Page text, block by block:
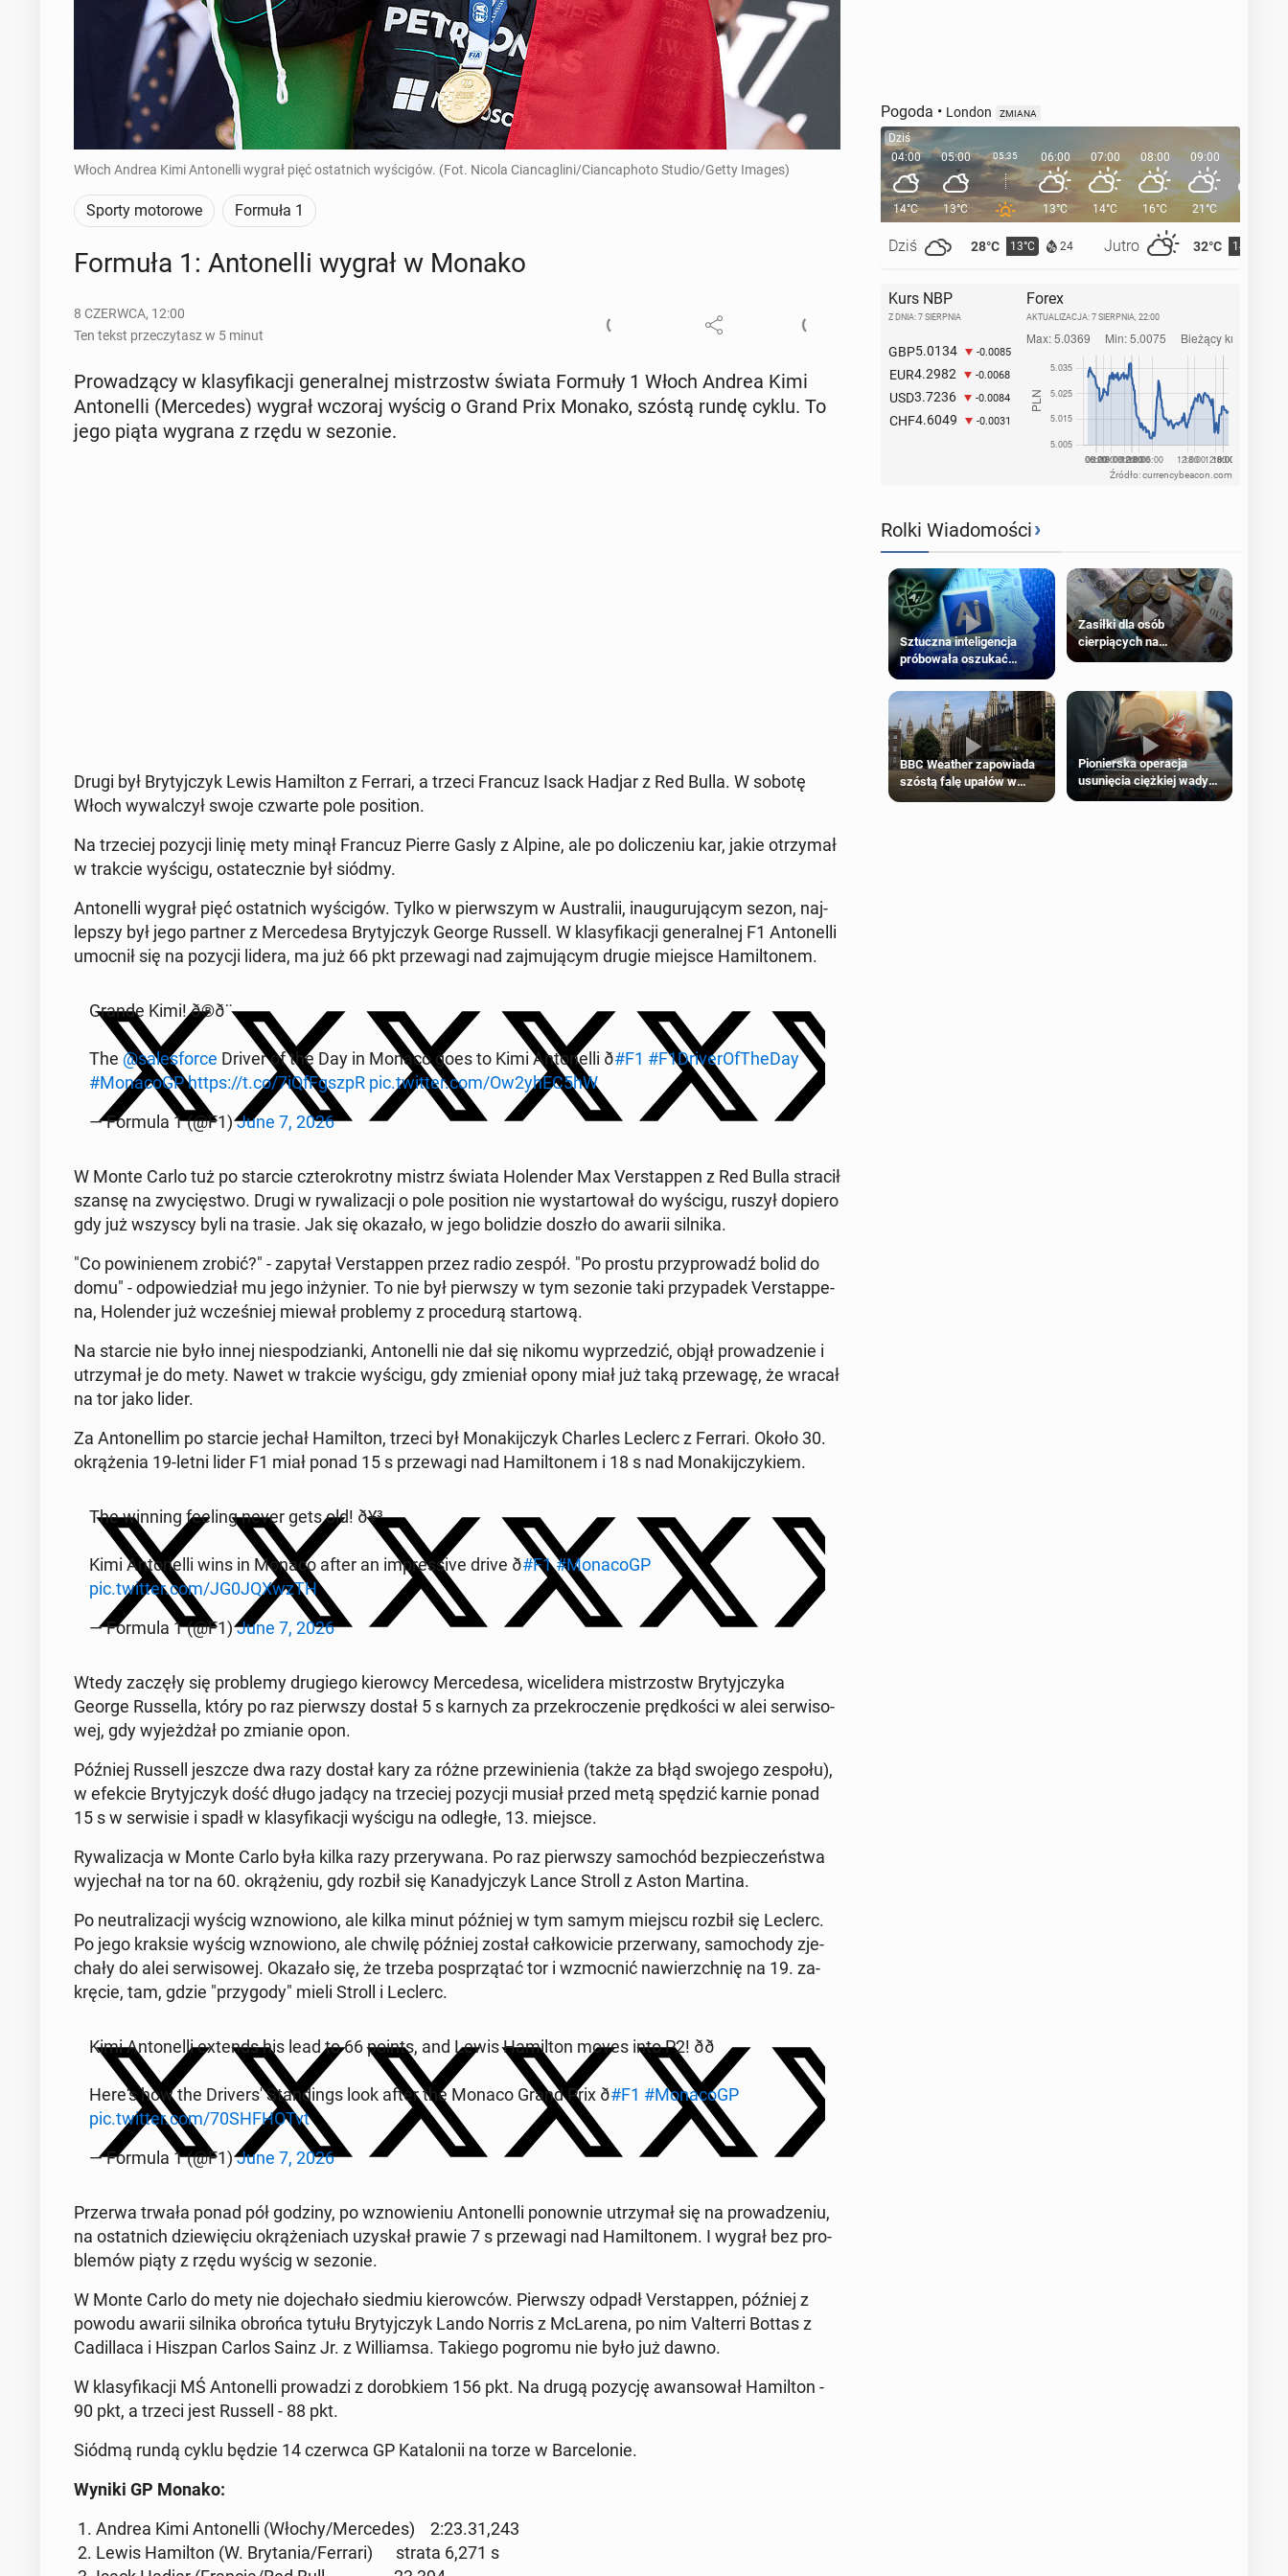
Włoch Andrea Kimi Antonelli wygrał pięć ostatnich wyścigów. (Fot. Nicola Ciancaglini/Ciancaphoto Studio/Getty Images)
Sporty motorowe Formuła 1
Formuła 1: An­to­nel­li wygrał w Monako
8 CZERWCA, 12:00
Ten tekst przeczytasz w 5 minut
Pro­wa­dzą­cy w kla­sy­fi­ka­cji ge­ne­ral­nej mi­strzostw świata Formuły 1 Włoch Andrea Kimi
An­to­nel­li (Mer­ce­des) wygrał wczoraj wyścig o Grand Prix Monako, szóstą rundę cyklu. To
jego piąta wygrana z rzędu w sezonie.
Drugi był Bry­tyj­czyk Lewis Ha­mil­ton z Ferrari, a trzeci Francuz Isack Hadjar z Red Bulla. W sobotę
Włoch wy­wal­czył swoje czwarte pole po­si­tion.
Na trze­ciej pozycji linię mety minął Francuz Pierre Gasly z Alpine, ale po do­li­cze­niu kar, jakie otrzy­mał
w trakcie wyścigu, osta­tecz­nie był siódmy.
An­to­nel­li wygrał pięć ostat­nich wy­ści­gów. Tylko w pierw­szym w Au­stra­lii, in­au­gu­ru­ją­cym sezon, naj­
lep­szy był jego partner z Mer­ce­de­sa Bry­tyj­czyk George Russell. W kla­sy­fi­ka­cji ge­ne­ral­nej F1 An­to­nel­li
umocnił się na pozycji lidera, ma już 66 pkt prze­wa­gi nad zaj­mu­ją­cym drugie miejsce Ha­mil­to­nem.
Grande Kimi! ð®‍ð¨
The @sa­les­for­ce Driver of the Day in Monaco goes to Kimi An­to­nel­li ð#F1 #F1Dri­ve­rO­fThe­Day
#Mo­na­coGPhttps://t.co/7iQf­FgszpR pic.twitter.com/Ow2yhEC5hW
— Formula 1 (@F1)June 7, 2026
W Monte Carlo tuż po starcie czte­ro­krot­ny mistrz świata Ho­len­der Max Ver­stap­pen z Red Bulla stracił
szansę na zwy­cię­stwo. Drugi w ry­wa­li­za­cji o pole po­si­tion nie wy­star­to­wał do wyścigu, ruszył dopiero
gdy już wszyscy byli na trasie. Jak się okazało, w jego bo­li­dzie doszło do awarii silnika.
"Co po­wi­nie­nem zrobić?" - zapytał Ver­stap­pen przez radio zespół. "Po prostu przy­pro­wadź bolid do
domu" - od­po­wie­dział mu jego in­ży­nier. To nie był pierw­szy w tym sezonie taki przy­pa­dek Ver­stap­pe­
na, Ho­len­der już wcze­śniej miewał pro­ble­my z pro­ce­du­rą star­to­wą.
Na starcie nie było innej nie­spo­dzian­ki, An­to­nel­li nie dał się nikomu wy­prze­dzić, objął pro­wa­dze­nie i
utrzy­mał je do mety. Nawet w trakcie wyścigu, gdy zmie­niał opony miał już taką prze­wa­gę, że wracał
na tor jako lider.
Za An­to­nel­lim po starcie jechał Ha­mil­ton, trzeci był Mo­na­kij­czyk Charles Leclerc z Ferrari. Około 30.
okrą­że­nia 19-letni lider F1 miał ponad 15 s prze­wa­gi nad Ha­mil­to­nem i 18 s nad Mo­na­kij­czy­kiem.
The winning feeling never gets old! ð¥³
Kimi An­to­nel­li wins in Monaco after an im­pres­si­ve drive ð#F1#Mo­na­coGP
pic.twitter.com/JG0JQXwzTH
— Formula 1 (@F1)June 7, 2026
Wtedy zaczęły się pro­ble­my dru­gie­go kie­row­cy Mer­ce­de­sa, wi­ce­li­de­ra mi­strzostw Bry­tyj­czy­ka
George Rus­sel­la, który po raz pierw­szy dostał 5 s karnych za prze­kro­cze­nie pręd­ko­ści w alei ser­wi­so­
wej, gdy wy­jeż­dżał po zmianie opon.
Później Russell jeszcze dwa razy dostał kary za różne prze­wi­nie­nia (także za błąd swojego zespołu),
w efekcie Bry­tyj­czyk dość długo jadący na trze­ciej pozycji musiał przed metą spędzić karnie ponad
15 s w ser­wi­sie i spadł w kla­sy­fi­ka­cji wyścigu na odległe, 13. miejsce.
Ry­wa­li­za­cja w Monte Carlo była kilka razy prze­ry­wa­na. Po raz pierw­szy sa­mo­chód bez­pie­czeń­stwa
wy­je­chał na tor na 60. okrą­że­niu, gdy rozbił się Ka­na­dyj­czyk Lance Stroll z Aston Martina.
Po neu­tra­li­za­cji wyścig wzno­wio­no, ale kilka minut później w tym samym miejscu rozbił się Leclerc.
Po jego kraksie wyścig wzno­wio­no, ale chwilę później został cał­ko­wi­cie prze­rwa­ny, sa­mo­cho­dy zje­
cha­ły do alei ser­wi­so­wej. Okazało się, że trzeba po­sprzą­tać tor i wzmoc­nić na­wierzch­nię na 19. za­
krę­cie, tam, gdzie "przy­go­dy" mieli Stroll i Leclerc.
Kimi An­to­nel­li extends his lead to 66 points, and Lewis Ha­mil­ton moves into P2! ðð
Here's how the Dri­ver­s' Stan­dings look after the Monaco Grand Prix ð#F1 #Mo­na­coGP
pic.twitter.com/70SHFHO­Tvt
— Formula 1 (@F1)June 7, 2026
Przerwa trwała ponad pół godziny, po wzno­wie­niu An­to­nel­li po­now­nie utrzy­mał się na pro­wa­dze­niu,
na ostat­nich dzie­wię­ciu okrą­że­niach uzyskał prawie 7 s prze­wa­gi nad Ha­mil­to­nem. I wygrał bez pro­
ble­mów piąty z rzędu wyścig w sezonie.
W Monte Carlo do mety nie do­je­cha­ło siedmiu kie­row­ców. Pierw­szy odpadł Ver­stap­pen, później z
powodu awarii silnika obrońca tytułu Bry­tyj­czyk Lando Norris z McLa­re­na, po nim Val­ter­ri Bottas z
Ca­dil­la­ca i Hiszpan Carlos Sainz Jr. z Wil­liam­sa. Takiego pogromu nie było już dawno.
W kla­sy­fi­ka­cji MŚ An­to­nel­li pro­wa­dzi z do­rob­kiem 156 pkt. Na drugą pozycję awan­so­wał Ha­mil­ton -
90 pkt, a trzeci jest Russell - 88 pkt.
Siódmą rundą cyklu będzie 14 czerwca GP Ka­ta­lo­nii na torze w Bar­ce­lo­nie.
Wyniki GP Monako:
1. Andrea Kimi An­to­nel­li (Włochy/Mer­ce­des) 2:23.31,243
2. Lewis Ha­mil­ton (W. Bry­ta­nia/Ferrari) strata 6,271 s
Pogoda • London ZMIANA
Dziś
04:00
14°C
Dziś 28°C 13°C 24 Jutro 32°C 14°C
05:00
13°C
05:35 06:00
13°C
07:00
14°C
08:00
16°C
09:00
21°C
10:00
Kurs NBP
Z DNIA: 7 SIERPNIA
GBP5.0134 -0.0085
EUR4.2982 -0.0068
USD3.7236 -0.0084
CHF4.6049 -0.0031
Forex
AKTUALIZACJA: 7 SIERPNIA, 22:00
Źródło: currencybeacon.com
Rolki Wiadomości›
Sztuczna inteligencja
próbowała oszukać
człowieka
Zasiłki dla osób
cierpiących na
schorzenia psychiczne
BBC Weather zapowiada
szóstą falę upałów w
Londynie
Pionierska operacja
usunięcia ciężkiej wady
wrodzonej płodu w łonie